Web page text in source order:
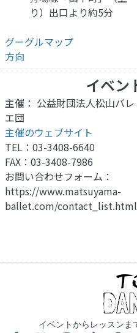
り）出口より約5分
グーグルマップ
方向
イベン
主催： 公益財団法人松山バレ
エ団
主催のウェブサイト
TEL：03-3408-6640
FAX：03-3408-7986
お問い合わせフォーム：
https://www.matsuyama-
ballet.com/contact_list.html
イベントからレッスンま